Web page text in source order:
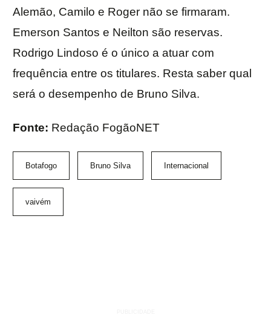
Alemão, Camilo e Roger não se firmaram.
Emerson Santos e Neilton são reservas.
Rodrigo Lindoso é o único a atuar com
frequência entre os titulares. Resta saber qual
será o desempenho de Bruno Silva.
Fonte: Redação FogãoNET
Botafogo Bruno Silva Internacional
vaivém